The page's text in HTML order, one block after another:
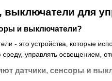
выключатели для
и выключатели?
- это устройства, которые
управлять освещением,
датчики, сенсоры и